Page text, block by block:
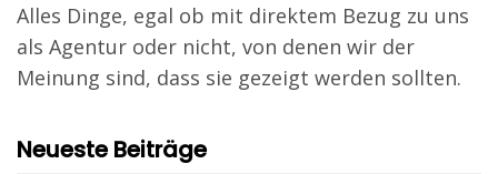
Alles Dinge, egal ob mit direktem Bezug zu uns
als Agentur oder nicht, von denen wir der
Meinung sind, dass sie gezeigt werden sollten.
Neueste Beiträge